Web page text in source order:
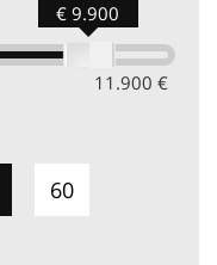
11.900 €
€ 9.900
60